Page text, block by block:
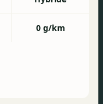
0 g/km